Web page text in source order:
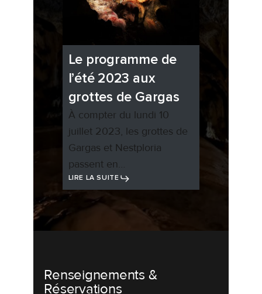
Le programme de
l’été 2023 aux
grottes de Gargas
À compter du lundi 10
juillet 2023, les grottes de
Gargas et Nestploria
passent en…
LIRE LA SUITE
Renseignements &
Réservations